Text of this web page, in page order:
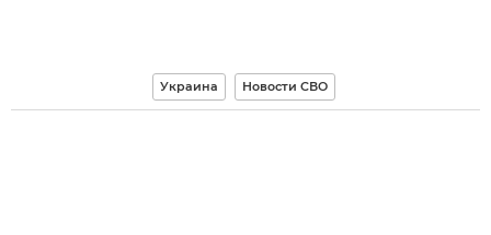
Украина Новости СВО